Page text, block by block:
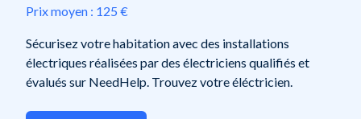
Prix moyen : 125 €
Sécurisez votre habitation avec des installations
électriques réalisées par des électriciens qualifiés et
évalués sur NeedHelp. Trouvez votre éléctricien.